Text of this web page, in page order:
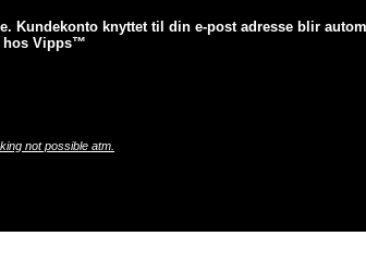
Kundekonto knyttet til din e-post adresse blir
hos Vipps™
not possible atm.